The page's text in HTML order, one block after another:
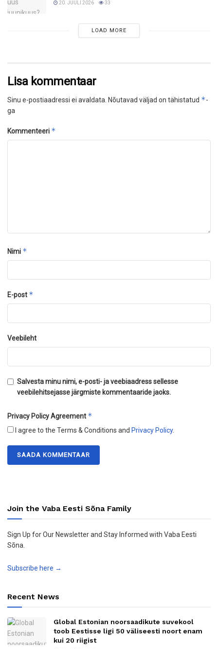
20. JUULI 2026 33
LOAD MORE
Lisa kommentaar
Sinu e-postiaadressi ei avaldata. Nõutavad väljad on tähistatud *-
ga
Kommenteeri *
Nimi *
E-post *
Veebileht
Salvesta minu nimi, e-posti- ja veebiaadress sellesse
veebilehitsejasse järgmiste kommentaaride jaoks.
Privacy Policy Agreement *
I agree to the Terms & Conditions and Privacy Policy.
Join the Vaba Eesti Sõna Family
Sign Up for Our Newsletter and Stay Informed with Vaba Eesti
Sõna.
Subscribe here →
Recent News
Global Estonian noorsaadikute suvekool
toob Eestisse ligi 50 väliseesti noort enam
kui 20 riigist